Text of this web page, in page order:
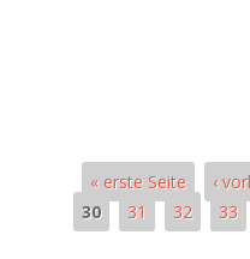
« erste Seite ‹
30
31 32 33